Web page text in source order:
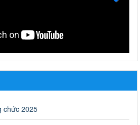
hiểu Luật Phòng, chống ma túy
Luật Phòng, chống ma túy
trình "Tiếp sức đến trường" năm
chức 2025